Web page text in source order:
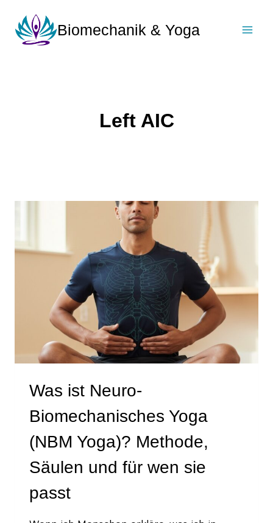
Inhalt
springen
Biomechanik & Yoga
Left AIC
Was ist Neuro-
Biomechanisches Yoga
(NBM Yoga)? Methode,
Säulen und für wen sie
passt